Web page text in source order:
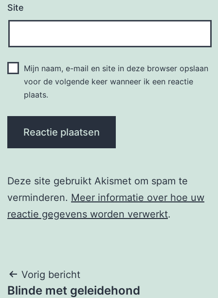
Site
Mijn naam, e-mail en site in deze browser opslaan
voor de volgende keer wanneer ik een reactie
plaats.
Deze site gebruikt Akismet om spam te
verminderen. Meer informatie over hoe uw
reactie gegevens worden verwerkt.
Berichtnavigatie
Vorig bericht
Blinde met geleidehond